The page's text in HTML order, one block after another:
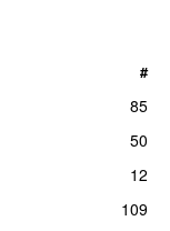
#
85
50
12
109